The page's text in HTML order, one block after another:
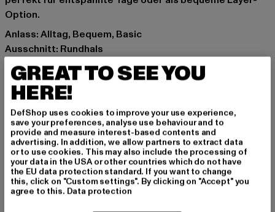
Option.
Anlass: Alltag, Bequem, Basic
Ausschnitt: Rundhals
Marke: Forgotten Faces
Kat.: T-Shirts
Farbe: grün
Hersteller Farbe: bottlegreen
Materialzusammensetzung: 100% Baumwolle
Art.Nr: FOF0086-02245
Hersteller: TB International GmbH |info@tbint.de
Dr.-Robert-Murjahn-Straße 7 | 64372 Ober-Ramstadt |
DE
GREAT TO SEE YOU
HERE!
DefShop uses cookies to improve your use experience,
save your preferences, analyse use behaviour and to
provide and measure interest-based contents and
advertising. In addition, we allow partners to extract data
or to use cookies. This may also include the processing of
your data in the USA or other countries which do not have
the EU data protection standard. If you want to change
this, click on "Custom settings". By clicking on "Accept" you
agree to this. Data protection